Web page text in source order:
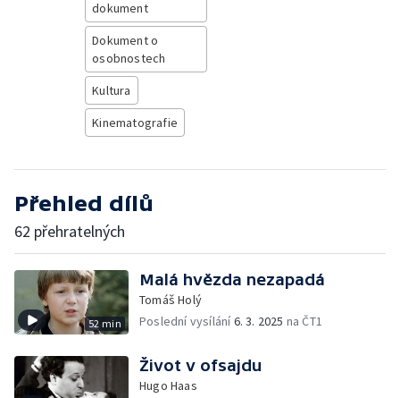
dokument
Dokument o
osobnostech
Kultura
Kinematografie
Přehled dílů
62 přehratelných
52 min
Malá hvězda nezapadá
Tomáš Holý
Poslední vysílání6. 3. 2025 na ČT1
Život v ofsajdu
Hugo Haas